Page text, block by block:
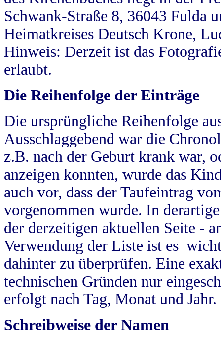
Schwank-Straße 8, 36043 Fulda
Heimatkreises Deutsch Krone,
Hinweis: Derzeit ist das
erlaubt.
Die Reihenfolge der Einträge
Die ursprüngliche Reihenfolge
Ausschlaggebend war die
z.B. nach der Geburt krank war,
anzeigen konnten, wurde das
auch vor, dass der Taufeintrag
vorgenommen wurde. In
der derzeitigen aktuellen Seite -
Verwendung der Liste ist es
dahinter zu überprüfen. Eine
technischen Gründen nur
erfolgt nach Tag, Monat und Jahr.
Schreibweise der Namen